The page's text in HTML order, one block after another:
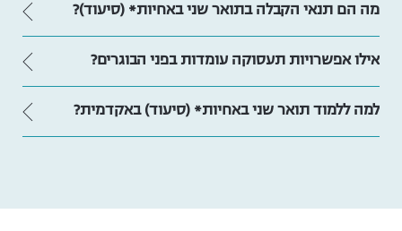
מה הם תנאי הקבלה בתואר שני באחיות* (סיעוד)?
אילו אפשרויות תעסוקה עומדות בפני הבוגרים?
למה ללמוד תואר שני באחיות* (סיעוד) באקדמית?